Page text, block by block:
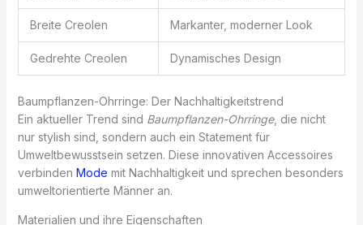
Breite Creolen Markanter, moderner Look
Gedrehte Creolen Dynamisches Design
Baumpflanzen-Ohrringe: Der Nachhaltigkeitstrend
Ein aktueller Trend sind Baumpflanzen-Ohrringe, die nicht
nur stylish sind, sondern auch ein Statement für
Umweltbewusstsein setzen. Diese innovativen Accessoires
verbinden Mode mit Nachhaltigkeit und sprechen besonders
umweltorientierte Männer an.
Materialien und ihre Eigenschaften